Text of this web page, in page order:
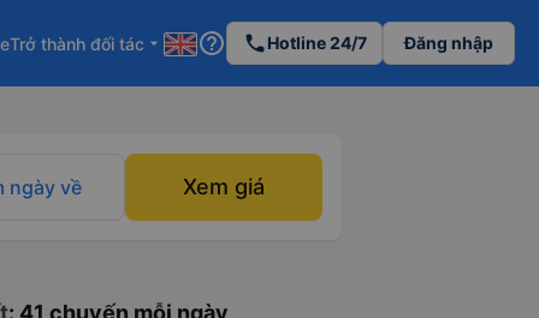
Trở thành đối tác arrow_drop_down help_outline phoneHotline 24/7 Đăng nhập
ngày về Xem giá
: 41 chuyến mỗi ngày